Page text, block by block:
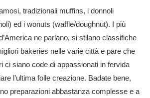
tradizionali muffins, i donnoli
ed i wonuts (waffle/doughnut). I più
ne parlano, si stilano classifiche
bakeries nelle varie città e pare che
ci siano code di appassionati in fervida
l’ultima folle creazione. Badate bene,
preparazioni abbastanza complesse e a